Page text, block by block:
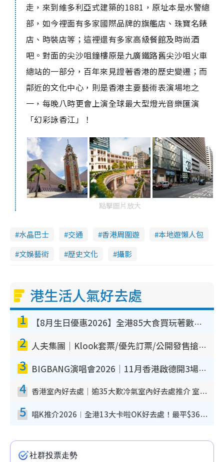
走，來到維多利亞式建築的1881，原址本是水警總
部，如今裡面有多家國際品牌的旗艦店、珠寶名錶
店、時裝店等；這裡還有多家高級餐館及時尚酒
吧。對面的尖沙咀鐘樓原是九廣鐵路舊尖沙咀火車
總站的一部分，百年來見證著香港的歷史變遷；而
鄰近的文化中心，則是香港主要藝術表演場地之
一，每晚八時更會上演全球最大型燈光音樂匯演
「幻彩詠香江」！
點擊圖片放大
水晶巴士 交通 香港周圍遊
本地遊懶人包
文娛藝術
歷史文化 攝影
港生活人氣好去處
1 【8月生日優惠2026】全港85大食買玩著數攻略 自助餐/火鍋放題同行免費＋誠品/DONKI送現金券
2 人夫集團｜Klook套票/優先訂票/公開發售搶飛攻略！附票價.購票連結.場地座位表
3 BIGBANG演唱會2026｜11月香港啟德開3場！實名制VIP申請、優先購票攻略
4 香港室內好去處｜逾35大歎冷氣室內好去處推介 室內活動免費避雨無懼落雨
5 唱K推介2026︱全港13大卡啦OK好去處！最平$36起 日文K都有！(附地址+收費詳情)